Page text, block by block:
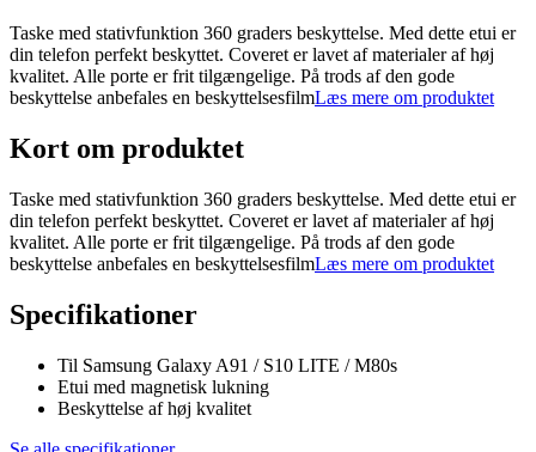
Taske med stativfunktion 360 graders beskyttelse. Med dette etui er
din telefon perfekt beskyttet. Coveret er lavet af materialer af høj
kvalitet. Alle porte er frit tilgængelige. På trods af den gode
beskyttelse anbefales en beskyttelsesfilmLæs mere om produktet
Kort om produktet
Taske med stativfunktion 360 graders beskyttelse. Med dette etui er
din telefon perfekt beskyttet. Coveret er lavet af materialer af høj
kvalitet. Alle porte er frit tilgængelige. På trods af den gode
beskyttelse anbefales en beskyttelsesfilmLæs mere om produktet
Specifikationer
Til Samsung Galaxy A91 / S10 LITE / M80s
Etui med magnetisk lukning
Beskyttelse af høj kvalitet